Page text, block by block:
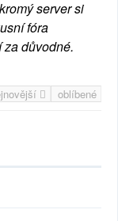
server si
fóra
důvodné.
oblíbené